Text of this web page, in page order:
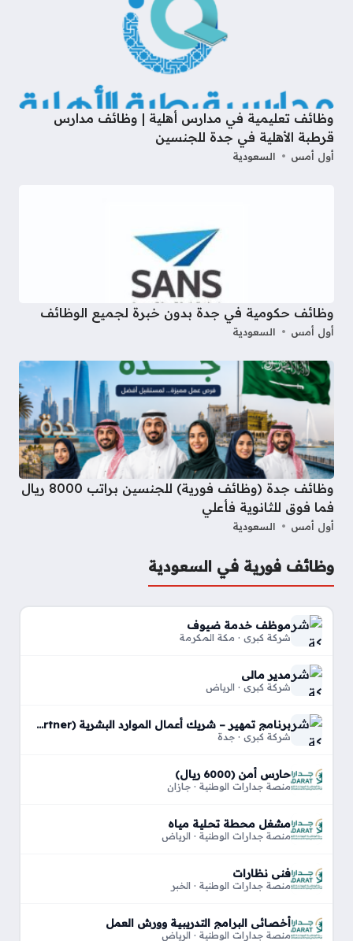
وظائف تعليمية في مدارس أهلية | وظائف مدارس
قرطبة الأهلية في جدة للجنسين
أول أمس السعودية
وظائف حكومية في جدة بدون خبرة لجميع الوظائف
أول أمس السعودية
وظائف جدة (وظائف فورية) للجنسين براتب 8000 ريال
فما فوق للثانوية فأعلي
أول أمس السعودية
وظائف فورية في السعودية
موظف خدمة ضيوف
شركة كبري · مكة المكرمة
مدير مالي
شركة كبري · الرياض
برنامج تمهير – شريك أعمال الموارد البشرية (HR Business Partner)
شركة كبري · جدة
حارس أمن (6000 ريال)
منصة جدارات الوطنية · جازان
مشغل محطة تحلية مياه
منصة جدارات الوطنية · الرياض
فني نظارات
منصة جدارات الوطنية · الخبر
أخصائي البرامج التدريبية وورش العمل
منصة جدارات الوطنية · الرياض